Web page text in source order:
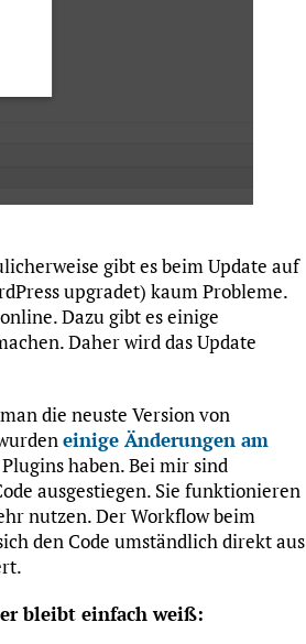
gibt es beim Update auf
upgradet) kaum Probleme.
Dazu gibt es einige
Daher wird das Update
die neuste Version von
einige Änderungen am
haben. Bei mir sind
ausgestiegen. Sie funktionieren
nutzen. Der Workflow beim
den Code umständlich direkt aus
bleibt einfach weiß: